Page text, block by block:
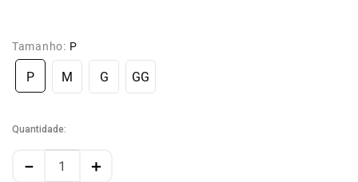
Tamanho: P
P M G GG
Quantidade
＋
－